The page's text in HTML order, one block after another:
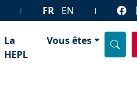
FR EN
La
HEPL
Vous êtes